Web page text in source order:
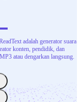
adalah generator suara
konten, pendidik, dan
atau dengarkan langsung.